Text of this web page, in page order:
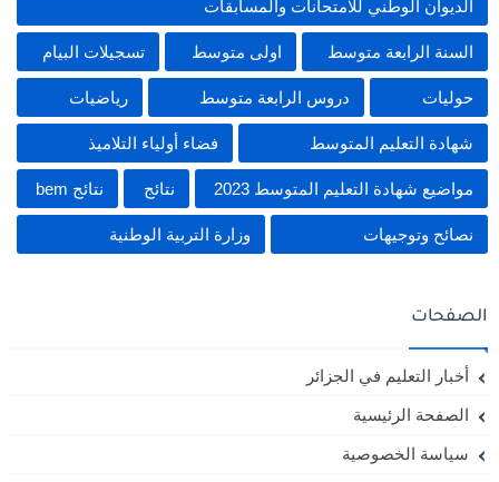
الديوان الوطني للامتحانات والمسابقات
السنة الرابعة متوسط اولى متوسط تسجيلات البيام
حوليات دروس الرابعة متوسط رياضيات
شهادة التعليم المتوسط فضاء أولياء التلاميذ
مواضيع شهادة التعليم المتوسط 2023 نتائج نتائج bem
نصائح وتوجيهات وزارة التربية الوطنية
الصفحات
أخبار التعليم في الجزائر
الصفحة الرئيسية
سياسة الخصوصية